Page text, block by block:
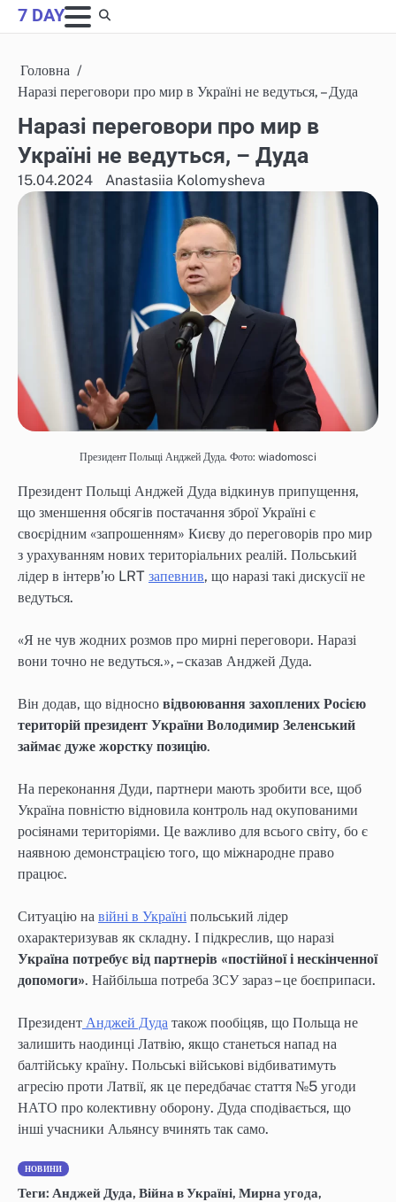
Skip
to
7 DAY
Головна
Наразі переговори про мир в Україні не ведуться, – Дуда
Наразі переговори про мир в
Україні не ведуться, – Дуда
15.04.2024 Anastasiia Kolomysheva
Президент Польщі Анджей Дуда. Фото: wiadomosci
Президент Польщі Анджей Дуда відкинув припущення,
що зменшення обсягів постачання зброї Україні є
своєрідним «запрошенням» Києву до переговорів про мир
з урахуванням нових територіальних реалій. Польський
лідер в інтерв’ю LRT запевнив, що наразі такі дискусії не
ведуться.
«Я не чув жодних розмов про мирні переговори. Наразі
вони точно не ведуться.», – сказав Анджей Дуда.
Він додав, що відносно відвоювання захоплених Росією
територій президент України Володимир Зеленський
займає дуже жорстку позицію.
На переконання Дуди, партнери мають зробити все, щоб
Україна повністю відновила контроль над окупованими
росіянами територіями. Це важливо для всього світу, бо є
наявною демонстрацією того, що міжнародне право
працює.
Ситуацію на війні в Україні польський лідер
охарактеризував як складну. І підкреслив, що наразі
Україна потребує від партнерів «постійної і нескінченної
допомоги». Найбільша потреба ЗСУ зараз – це боєприпаси.
Президент Анджей Дуда також пообіцяв, що Польща не
залишить наодинці Латвію, якщо станеться напад на
балтійську країну. Польські військові відбиватимуть
агресію проти Латвії, як це передбачає стаття №5 угоди
НАТО про колективну оборону. Дуда сподівається, що
інші учасники Альянсу вчинять так само.
НОВИНИ
Теги: Анджей Дуда, Війна в Україні, Мирна угода,